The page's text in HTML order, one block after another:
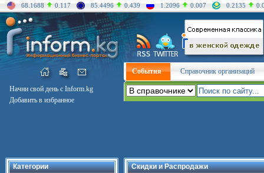
68.1688 0.117 85.4496 0.439 1.2096 0.007 0.2135
Начни свой день с Inform.kg
Добавить в избранное
События Справочник организаций
Категории Скидки и Распродажи